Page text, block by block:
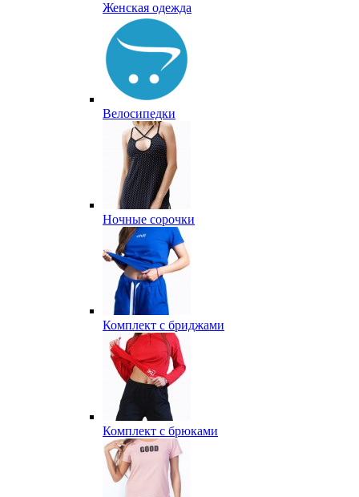
Женская одежда
Велосипедки
Ночные сорочки
Комплект с бриджами
Комплект с брюками